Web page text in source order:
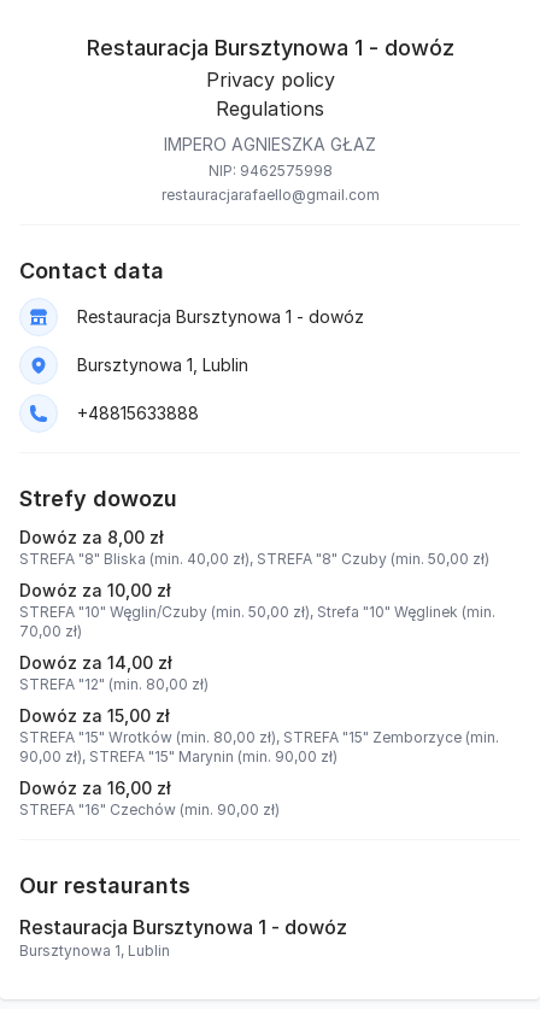
Restauracja Bursztynowa 1 - dowóz
Privacy policy
Regulations
IMPERO AGNIESZKA GŁAZ
NIP: 9462575998
restauracjarafaello@gmail.com
Contact data
Restauracja Bursztynowa 1 - dowóz
Bursztynowa 1, Lublin
+48815633888
Strefy dowozu
Dowóz za 8,00 zł
STREFA "8" Bliska (min. 40,00 zł), STREFA "8" Czuby (min. 50,00 zł)
Dowóz za 10,00 zł
STREFA "10" Węglin/Czuby (min. 50,00 zł), Strefa "10" Węglinek (min.
70,00 zł)
Dowóz za 14,00 zł
STREFA "12" (min. 80,00 zł)
Dowóz za 15,00 zł
STREFA "15" Wrotków (min. 80,00 zł), STREFA "15" Zemborzyce (min.
90,00 zł), STREFA "15" Marynin (min. 90,00 zł)
Dowóz za 16,00 zł
STREFA "16" Czechów (min. 90,00 zł)
Our restaurants
Restauracja Bursztynowa 1 - dowóz
Bursztynowa 1, Lublin